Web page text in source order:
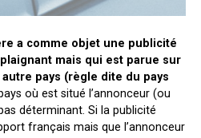
a comme objet une publicité
mais qui est parue sur
pays (règle dite du pays
où est situé l’annonceur (ou
déterminant. Si la publicité
français mais que l’annonceur